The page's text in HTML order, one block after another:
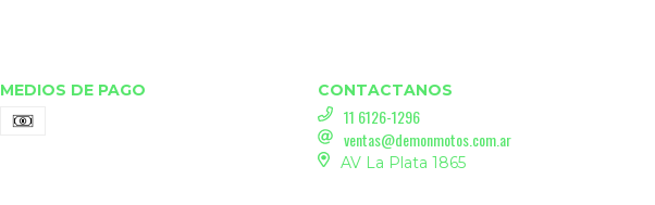
MEDIOS DE PAGO CONTACTANOS
11 6126-1296
ventas@demonmotos.com.ar
AV La Plata 1865